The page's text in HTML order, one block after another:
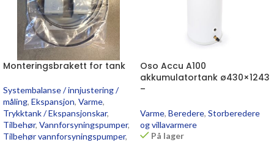
Monteringsbrakett for tank
Systembalanse / innjustering /
måling, Ekspansjon, Varme,
Trykktank / Ekspansjonskar,
Tilbehør, Vannforsyningspumper,
Tilbehør vannforsyningspumper,
Oso Accu A100
akkumulatortank ø430×1243
–
Varme, Beredere, Storberedere
og villavarmere
På lager